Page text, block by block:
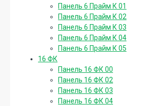
Панель 6 Прайм К 01
Панель 6 Прайм К 02
Панель 6 Прайм К 03
Панель 6 Прайм К 04
Панель 6 Прайм К 05
16 ФК
Панель 16 ФК 00
Панель 16 ФК 02
Панель 16 ФК 03
Панель 16 ФК 04